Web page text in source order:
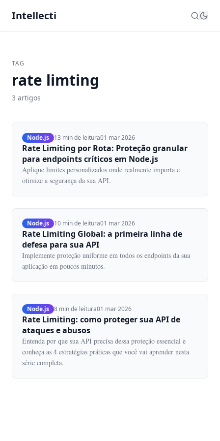
Intellecti
TAG
rate limting
3 artigos
Node.js 13 min de leitura01 mar 2026
Rate Limiting por Rota: Proteção granular
para endpoints críticos em Node.js
Aplique limites personalizados onde realmente importa e
otimize a segurança da sua API.
Node.js 10 min de leitura01 mar 2026
Rate Limiting Global: a primeira linha de
defesa para sua API
Implemente proteção uniforme em todos os endpoints da sua
aplicação em poucos minutos.
Node.js 8 min de leitura01 mar 2026
Rate Limiting: como proteger sua API de
ataques e abusos
Entenda por que sua API precisa dessa proteção essencial e
conheça as 4 estratégias práticas que você vai aprender nesta
série completa.